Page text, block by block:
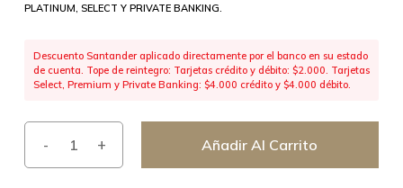
PLATINUM, SELECT Y PRIVATE BANKING.
Descuento Santander aplicado directamente por el banco en su estado
de cuenta. Tope de reintegro: Tarjetas crédito y débito: $2.000. Tarjetas
Select, Premium y Private Banking: $4.000 crédito y $4.000 débito.
Añadir Al Carrito